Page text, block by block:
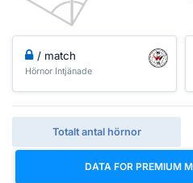
/ match
Hörnor Intjänade
Totalt antal hörnor
DATA FOR PREMIUM